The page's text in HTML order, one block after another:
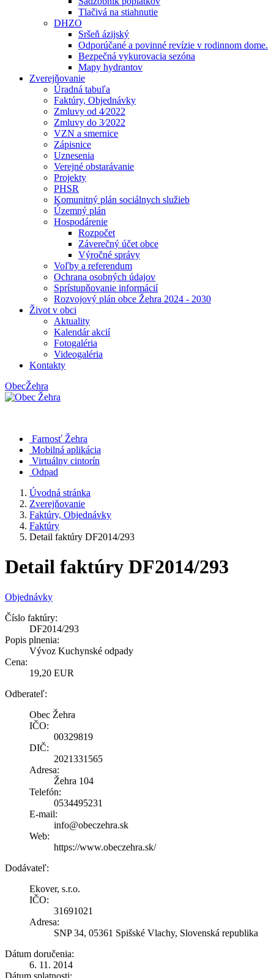
Tlačivá na stiahnutie
DHZO
Sršeň ázijský
Odporúčané a povinné revízie v rodinnom dome.
Bezpečná vykurovacia sezóna
Mapy hydrantov
Zverejňovanie
Úradná tabuľa
Faktúry, Objednávky
Zmluvy od 4⁄2022
Zmluvy do 3⁄2022
VZN a smernice
Zápisnice
Uznesenia
Verejné obstarávanie
Projekty
PHSR
Komunitný plán sociálnych služieb
Územný plán
Hospodárenie
Rozpočet
Záverečný účet obce
Výročné správy
Voľby a referendum
Ochrana osobných údajov
Sprístupňovanie informácií
Rozvojový plán obce Žehra 2024 - 2030
Život v obci
Aktuality
Kalendár akcií
Fotogaléria
Videogaléria
Kontakty
ObecŽehra
Farnosť Žehra
Mobilná aplikácia
Virtuálny cintorín
Odpad
Úvodná stránka
Zverejňovanie
Faktúry, Objednávky
Faktúry
Detail faktúry DF2014/293
Detail faktúry DF2014/293
Objednávky
Číslo faktúry:
DF2014/293
Popis plnenia:
Vývoz Kuchynské odpady
Cena:
19,20 EUR
Odberateľ:
Obec Žehra
IČO:
00329819
DIČ:
2021331565
Adresa:
Žehra 104
Telefón:
0534495231
E-mail:
info@obeczehra.sk
Web:
https://www.obeczehra.sk/
Dodávateľ:
Ekover, s.r.o.
IČO:
31691021
Adresa:
SNP 34, 05361 Spišské Vlachy, Slovenská republika
Dátum doručenia:
6. 11. 2014
Dátum splatnosti: